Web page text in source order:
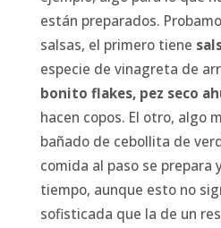
están preparados.
salsas, el primero tiene
especie de vinagreta de
bonito flakes, pez seco
hacen copos. El otro, algo
bañado de cebollita de
comida al paso se prepara
tiempo, aunque esto no
sofisticada que la de un